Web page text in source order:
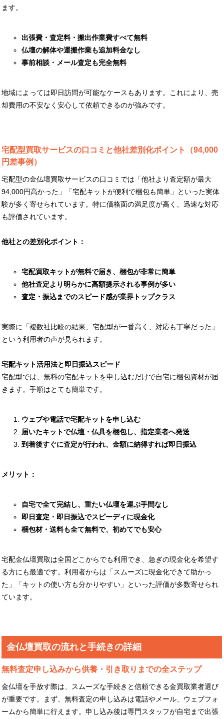
ます。
出張費・査定料・搬出作業費すべて無料
仏壇の解体や運搬作業も追加料金なし
事前相談・メール査定も完全無料
地域によっては即日訪問が可能なケースもあります。これにより、売
却費用の不安なく安心して依頼できるのが強みです。
宅配型買取サービスの口コミと他社差別化ポイント（94,000
円差事例）
宅配型の金仏壇買取サービスの口コミでは「他社より査定額が最大
94,000円高かった」「宅配キットが便利で梱包も簡単」といった実体
験が多く寄せられています。特に価格面の満足度が高く、迅速な対応
も評価されています。
他社との差別化ポイント：
宅配買取キットが無料で届き、梱包が非常に簡単
他社査定より明らかに高額提示される事例が多い
査定・振込までのスピード感が業界トップクラス
実際に「複数社比較の結果、宅配型が一番高く、対応も丁寧だった」
という利用者の声が見られます。
宅配キット活用法と即日振込スピード
宅配型では、無料の宅配キットを申し込むだけで自宅に梱包資材が届
きます。手順はとても簡単です。
ウェブや電話で宅配キットを申し込む
届いたキットで仏壇・仏具を梱包し、指定業者へ発送
到着後すぐに査定が行われ、金額に納得すれば即日振込
メリット：
自宅で全て完結し、重たい仏壇を運ぶ手間なし
即日査定・即日振込でスピーディに現金化
梱包材・送料も全て無料で、初めてでも安心
宅配金仏壇買取は全国どこからでも利用でき、急ぎの現金化を希望す
る方にも最適です。利用者からは「スムーズに現金化できて助かっ
た」「キットの使い方も分かりやすい」といった評価が多数寄せられ
ています。
金仏壇買取の流れと手続きの詳細
無料査定申し込みから供養・引き取りまでの全ステップ
金仏壇を手放す際は、スムーズな手続きと信頼できる金買取業者選び
が重要です。まず、無料査定の申し込みは電話やメール、ウェブフォ
ームから簡単に行えます。申し込み後は専門スタッフが自宅まで出張